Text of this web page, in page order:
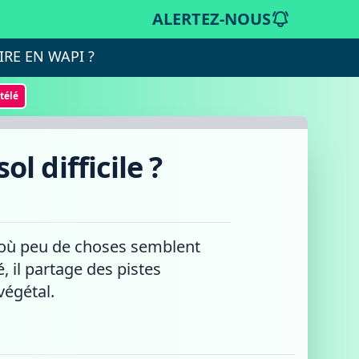
ALERTEZ-NOUS
EN WAPI ?
difficile ?
peu de choses semblent
il partage des pistes